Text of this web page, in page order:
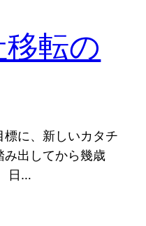
転の
標に、新しいカタチ
み出してから幾歳
日…